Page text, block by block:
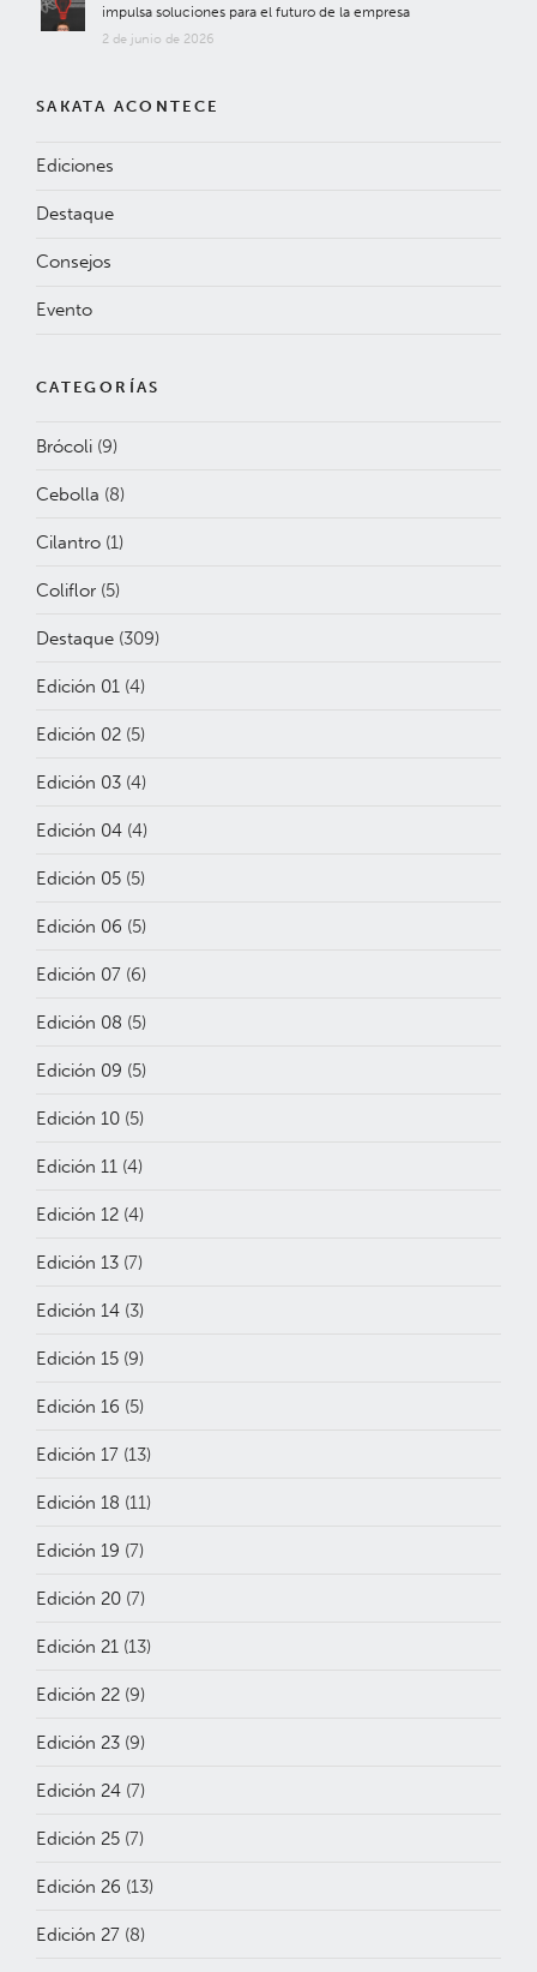
impulsa soluciones para el futuro de la empresa
2 de junio de 2026
SAKATA ACONTECE
Ediciones
Destaque
Consejos
Evento
CATEGORÍAS
Brócoli (9)
Cebolla (8)
Cilantro (1)
Coliflor (5)
Destaque (309)
Edición 01 (4)
Edición 02 (5)
Edición 03 (4)
Edición 04 (4)
Edición 05 (5)
Edición 06 (5)
Edición 07 (6)
Edición 08 (5)
Edición 09 (5)
Edición 10 (5)
Edición 11 (4)
Edición 12 (4)
Edición 13 (7)
Edición 14 (3)
Edición 15 (9)
Edición 16 (5)
Edición 17 (13)
Edición 18 (11)
Edición 19 (7)
Edición 20 (7)
Edición 21 (13)
Edición 22 (9)
Edición 23 (9)
Edición 24 (7)
Edición 25 (7)
Edición 26 (13)
Edición 27 (8)